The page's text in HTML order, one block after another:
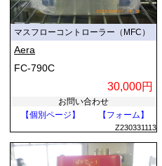
マスフローコントローラー（MFC）
Aera
FC-790C
30,000円
お問い合わせ
【個別ページ】
【フォーム】
Z230331113